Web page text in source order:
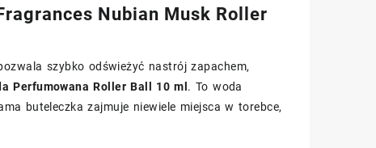
Nubian Musk Roller
szybko odświeżyć nastrój zapachem,
Perfumowana Roller Ball 10 ml . To woda
buteleczka zajmuje niewiele miejsca w torebce,